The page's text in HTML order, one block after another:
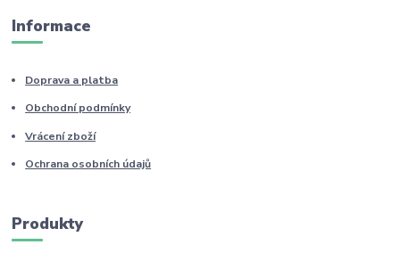
Informace
Doprava a platba
Obchodní podmínky
Vrácení zboží
Ochrana osobních údajů
Produkty